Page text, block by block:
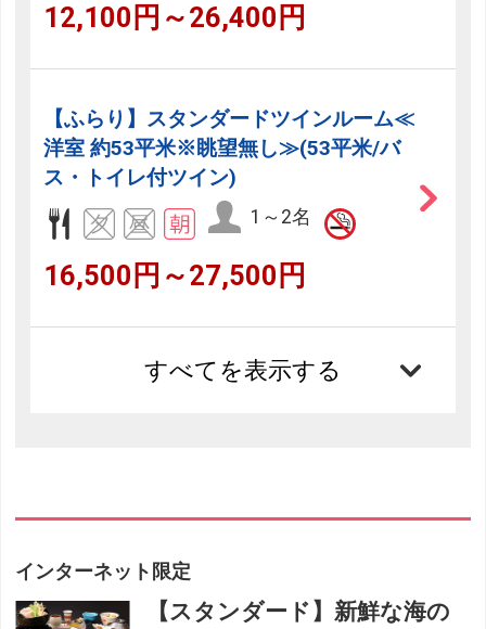
12,100円～26,400円
【ふらり】スタンダードツインルーム≪
洋室 約53平米※眺望無し≫(53平米/バ
ス・トイレ付ツイン)
1～2名
16,500円～27,500円
すべてを表示する
インターネット限定
【スタンダード】新鮮な海の